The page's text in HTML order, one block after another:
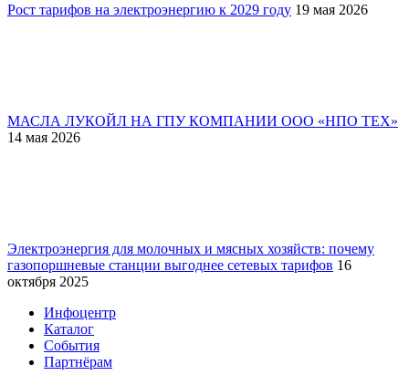
Рост тарифов на электроэнергию к 2029 году 19 мая 2026
МАСЛА ЛУКОЙЛ НА ГПУ КОМПАНИИ ООО «НПО ТЕХ»
14 мая 2026
Электроэнергия для молочных и мясных хозяйств: почему
газопоршневые станции выгоднее сетевых тарифов 16
октября 2025
Инфоцентр
Каталог
События
Партнёрам